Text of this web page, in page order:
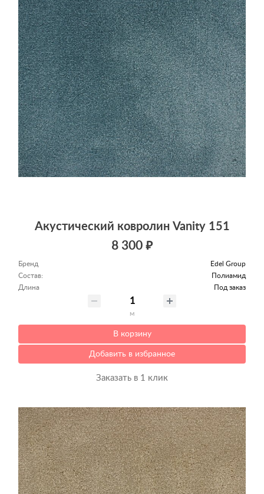
Акустический ковролин Vanity 151
8 300 ₽
Бренд
Edel Group
Состав:
Полиамид
Длина
Под заказ
м
В корзину
Добавить в избранное
Заказать в 1 клик